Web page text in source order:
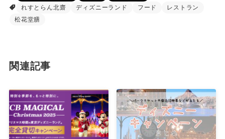
れすとらん北齋
ディズニーランド フード
レストラン
松花堂膳
関連記事